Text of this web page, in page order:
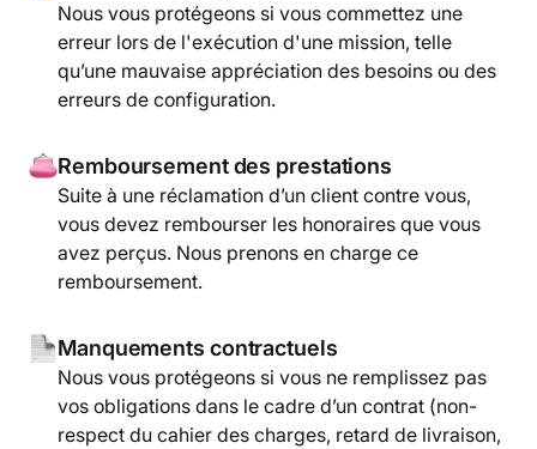
Nous vous protégeons si vous commettez une
erreur lors de l'exécution d'une mission, telle
qu’une mauvaise appréciation des besoins ou des
erreurs de configuration.
Remboursement des prestations
Suite à une réclamation d’un client contre vous,
vous devez rembourser les honoraires que vous
avez perçus. Nous prenons en charge ce
remboursement.
Manquements contractuels
Nous vous protégeons si vous ne remplissez pas
vos obligations dans le cadre d’un contrat (non-
respect du cahier des charges, retard de livraison,